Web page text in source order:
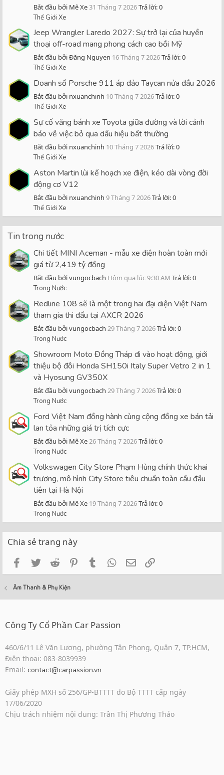
Bắt đầu bởi Mê Xe31 Tháng 7 2026Trả lời: 0
Thế Giới Xe
Jeep Wrangler Laredo 2027: Sự trở lại của huyền
thoại off-road mang phong cách cao bồi Mỹ
Bắt đầu bởi Đăng Nguyen 16 Tháng 7 2026Trả lời: 0
Thế Giới Xe
Doanh số Porsche 911 áp đảo Taycan nửa đầu 2026
Bắt đầu bởi nxuanchinh 10 Tháng 7 2026Trả lời: 0
Thế Giới Xe
Sự cố văng bánh xe Toyota giữa đường và lời cảnh
báo về việc bỏ qua dấu hiệu bất thường
Bắt đầu bởi nxuanchinh 10 Tháng 7 2026Trả lời: 0
Thế Giới Xe
Aston Martin lùi kế hoạch xe điện, kéo dài vòng đời
động cơ V12
Bắt đầu bởi nxuanchinh 9 Tháng 7 2026Trả lời: 0
Thế Giới Xe
Tin trong nước
Chi tiết MINI Aceman - mẫu xe điện hoàn toàn mới
giá từ 2,419 tỷ đồng
Bắt đầu bởi vungocbach Hôm qua lúc 9:30 AM Trả lời: 0
Trong Nước
Redline 108 sẽ là một trong hai đại diện Việt Nam
tham gia thi đấu tại AXCR 2026
Bắt đầu bởi vungocbach 29 Tháng 7 2026Trả lời: 0
Trong Nước
Showroom Moto Đồng Tháp đi vào hoạt động, giới
thiệu bộ đôi Honda SH150i Italy Super Vetro 2 in 1
và Hyosung GV350X
Bắt đầu bởi vungocbach 29 Tháng 7 2026Trả lời: 0
Trong Nước
Ford Việt Nam đồng hành cùng cộng đồng xe bán tải
lan tỏa những giá trị tích cực
Bắt đầu bởi Mê Xe26 Tháng 7 2026Trả lời: 0
Trong Nước
Volkswagen City Store Phạm Hùng chính thức khai
trương, mô hình City Store tiêu chuẩn toàn cầu đầu
tiên tại Hà Nội
Bắt đầu bởi Mê Xe 19 Tháng 7 2026Trả lời: 0
Trong Nước
Chia sẻ trang này
FacebookTwitterReddit PinterestTumblrWhatsApp
Email
Âm Thanh & Phụ Kiện
Công Ty Cổ Phần Car Passion
460/6/11 Lê Văn Lương, phường Tân Phong, Quận 7, TP.HCM,
Điện thoại: 083-8039939
Email: contact@carpassion.vn
Giấy phép MXH số 256/GP-BTTTT do Bộ TTTT cấp ngày
17/06/2020
Chịu trách nhiệm nội dung: Trần Thị Phương Thảo